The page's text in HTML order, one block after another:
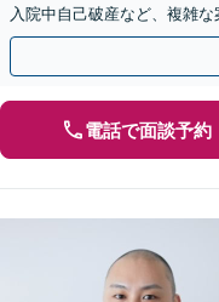
入院中自己破産など、複雑
（要予約）】【南森町駅4分
電話で面談予約